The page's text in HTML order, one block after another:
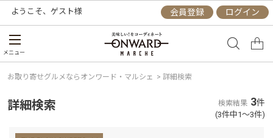
ようこそ、 ゲスト様 会員登録 ログイン
メニュー
お取り寄せグルメならオンワード・マルシェ > 詳細検索
詳細検索 検索結果 3件
(3件中1～3件)